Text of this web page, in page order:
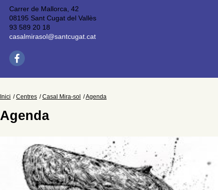
Carrer de Mallorca, 42
08195 Sant Cugat del Vallès
93 589 20 18
casalmirasol@santcugat.cat
Inici Centres Casal Mira-sol Agenda
Agenda